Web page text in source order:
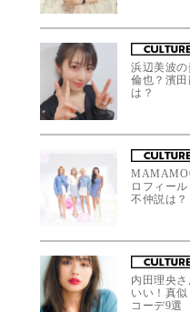
浜辺美波
倫也？濱
は？
ロフィー
不仲説は？
内田理央
いい！真
コーデ9選